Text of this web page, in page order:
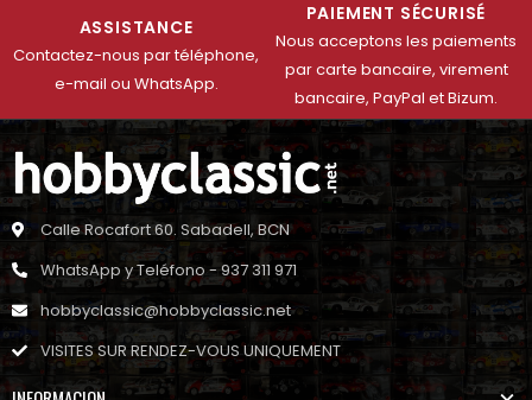
ASSISTANCE
Contactez-nous par téléphone,
e-mail ou WhatsApp.
PAIEMENT SÉCURISÉ
Nous acceptons les paiements
par carte bancaire, virement
bancaire, PayPal et Bizum.
Calle Rocafort 60. Sabadell, BCN
WhatsApp y Teléfono - 937 311 971
hobbyclassic@hobbyclassic.net
VISITES SUR RENDEZ-VOUS UNIQUEMENT